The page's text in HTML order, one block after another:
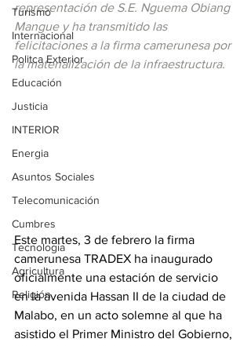
Turismo
Internacional
Politca Exterior
Educación
Justicia
INTERIOR
Energia
Asuntos Sociales
Telecomunicación
Cumbres
Tecnología
Agricultura
Religión
representación de S.E. Nguema Obiang
Mangue y ha transmitido las
felicitaciones a la firma camerunesa por
la materialización de la infraestructura.
Este martes, 3 de febrero la firma
camerunesa TRADEX ha inaugurado
oficialmente una estación de servicio
en la avenida Hassan II de la ciudad de
Malabo, en un acto solemne al que ha
asistido el Primer Ministro del Gobierno,